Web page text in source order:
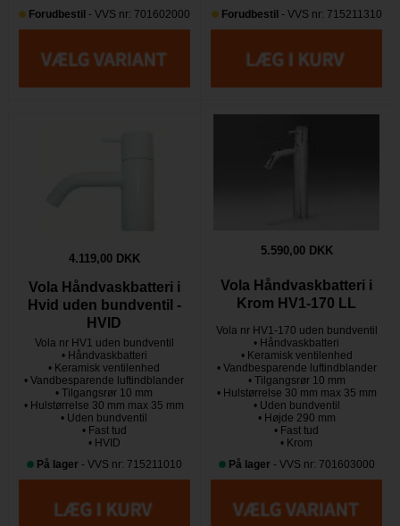
Forudbestil - VVS nr: 701602000
Forudbestil - VVS nr: 715211310
4.119,00 DKK
Vola Håndvaskbatteri i
Hvid uden bundventil -
HVID
Vola nr HV1 uden bundventil
• Håndvaskbatteri
• Keramisk ventilenhed
• Vandbesparende luftindblander
• Tilgangsrør 10 mm
• Hulstørrelse 30 mm max 35 mm
• Uden bundventil
• Fast tud
• HVID
På lager - VVS nr: 715211010
5.590,00 DKK
Vola Håndvaskbatteri i
Krom HV1-170 LL
Vola nr HV1-170 uden bundventil
• Håndvaskbatteri
• Keramisk ventilenhed
• Vandbesparende luftindblander
• Tilgangsrør 10 mm
• Hulstørrelse 30 mm max 35 mm
• Uden bundventil
• Højde 290 mm
• Fast tud
• Krom
På lager - VVS nr: 701603000